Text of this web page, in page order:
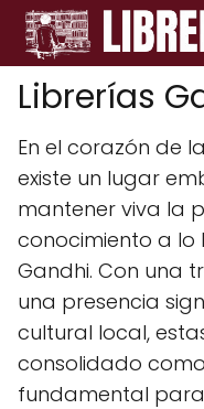
Librerías
En el corazón de
existe un lugar
mantener viva la
conocimiento a lo
Gandhi. Con una
una presencia
cultural local,
consolidado
fundamental